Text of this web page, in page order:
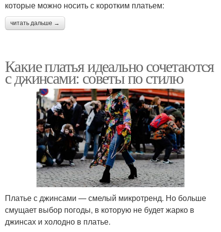
которые можно носить с коротким платьем:
читать дальше →
Какие платья идеально сочетаются
с джинсами: советы по стилю
Платье с джинсами — смелый микротренд. Но больше
смущает выбор погоды, в которую не будет жарко в
джинсах и холодно в платье.